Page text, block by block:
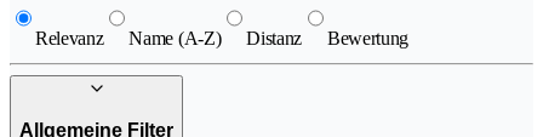
Relevanz Name (A-Z) Distanz Bewertung
Allgemeine Filter